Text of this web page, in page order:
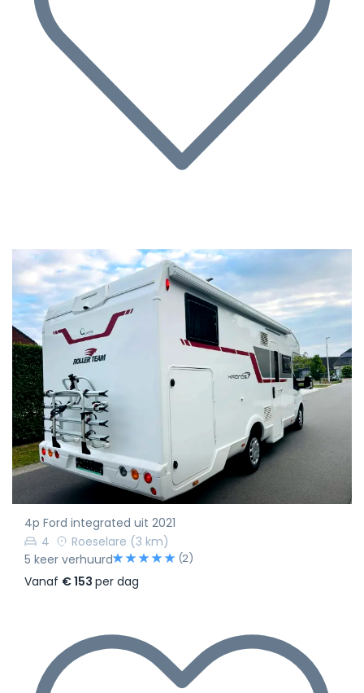
4p Ford integrated uit 2021
4
Roeselare (3 km)
5 keer verhuurd
(2)
Vanaf € 153 per dag